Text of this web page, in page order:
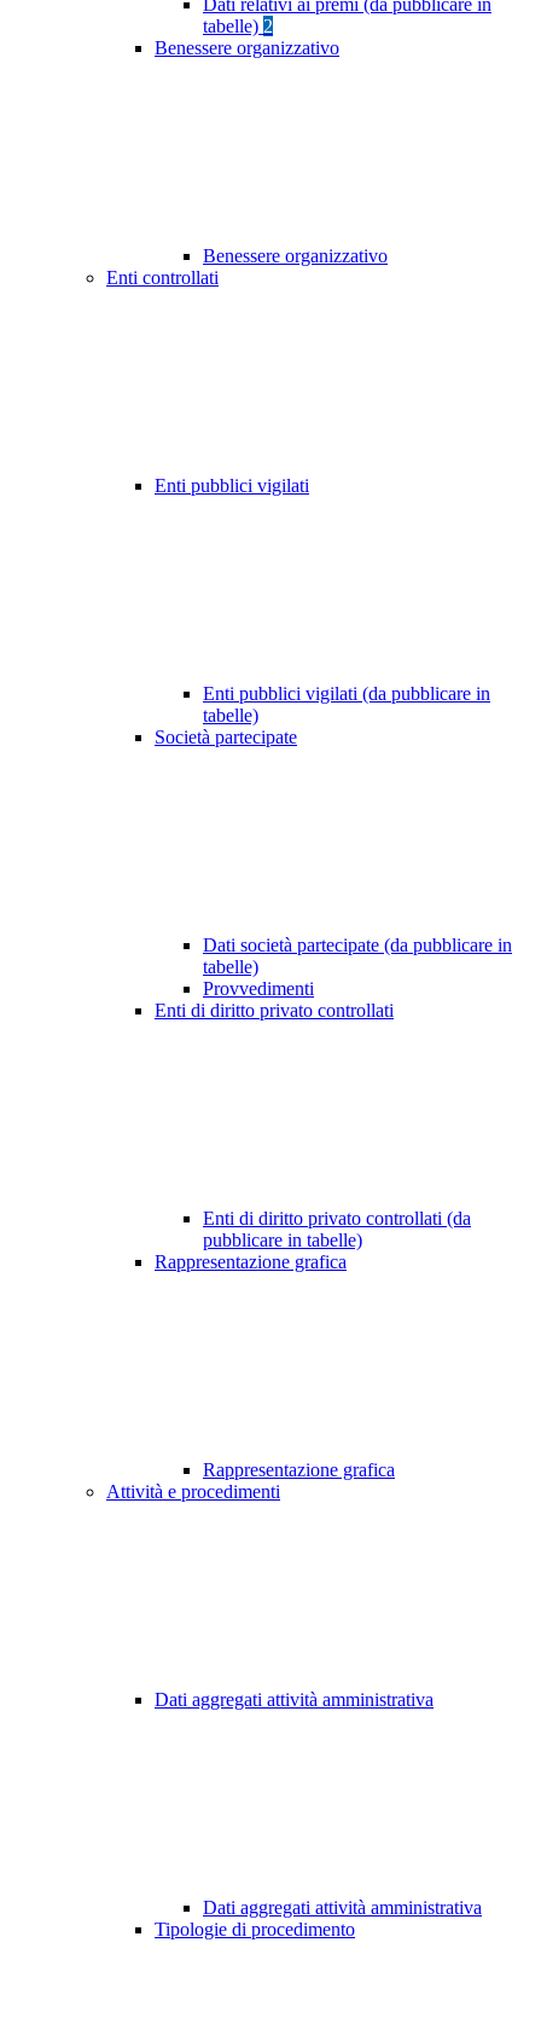
Dati relativi ai premi (da pubblicare in
tabelle) 2
Benessere organizzativo
Benessere organizzativo
Enti controllati
Enti pubblici vigilati
Enti pubblici vigilati (da pubblicare in
tabelle)
Società partecipate
Dati società partecipate (da pubblicare in
tabelle)
Provvedimenti
Enti di diritto privato controllati
Enti di diritto privato controllati (da
pubblicare in tabelle)
Rappresentazione grafica
Rappresentazione grafica
Attività e procedimenti
Dati aggregati attività amministrativa
Dati aggregati attività amministrativa
Tipologie di procedimento